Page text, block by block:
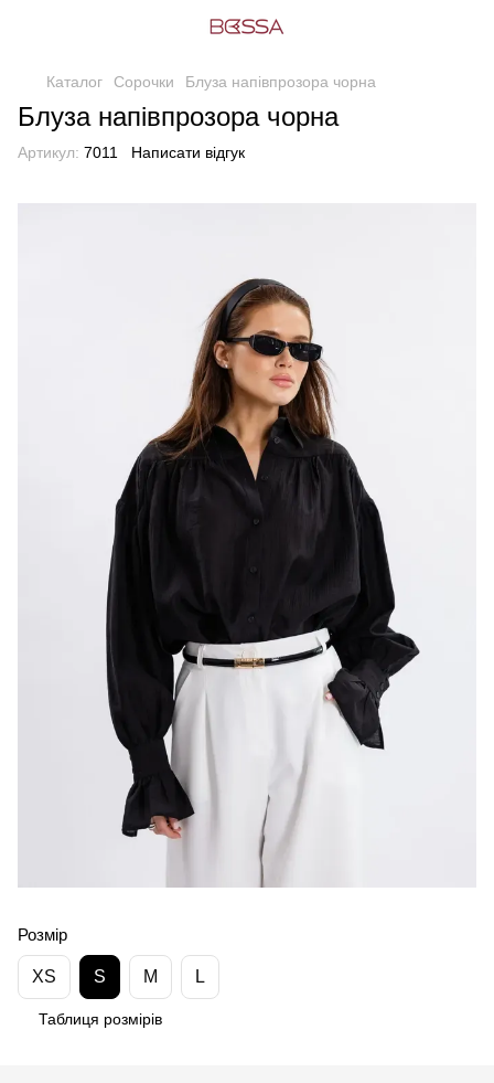
Каталог Сорочки Блуза напівпрозора чорна
Блуза напівпрозора чорна
Артикул: 7011 Написати відгук
Розмір
XS S M L
Таблиця розмірів